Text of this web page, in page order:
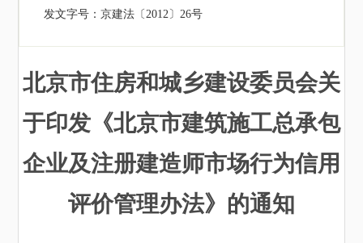
发文字号：京建法〔2012〕26号
北京市住房和城乡建设委员会关
于印发《北京市建筑施工总承包
企业及注册建造师市场行为信用
评价管理办法》的通知